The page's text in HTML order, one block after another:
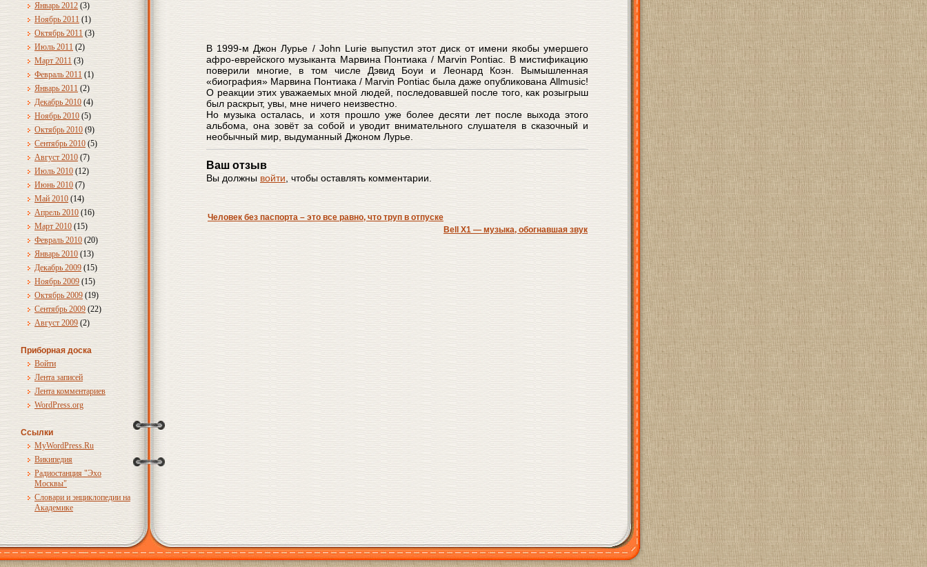
Январь 2012 (3)
Ноябрь 2011 (1)
Октябрь 2011 (3)
Июль 2011 (2)
Март 2011 (3)
Февраль 2011 (1)
Январь 2011 (2)
Декабрь 2010 (4)
Ноябрь 2010 (5)
Октябрь 2010 (9)
Сентябрь 2010 (5)
Август 2010 (7)
Июль 2010 (12)
Июнь 2010 (7)
Май 2010 (14)
Апрель 2010 (16)
Март 2010 (15)
Февраль 2010 (20)
Январь 2010 (13)
Декабрь 2009 (15)
Ноябрь 2009 (15)
Октябрь 2009 (19)
Сентябрь 2009 (22)
Август 2009 (2)
Приборная доска
Войти
Лента записей
Лента комментариев
WordPress.org
Ссылки
MyWordPress.Ru
Википедия
Радиостанция "Эхо
Москвы"
Словари и энциклопедии на
Академике
В 1999-м Джон Лурье / John Lurie выпустил этот диск от имени якобы умершего
афро-еврейского музыканта Марвина Понтиака / Marvin Pontiac. В мистификацию
поверили многие, в том числе Дэвид Боуи и Леонард Коэн. Вымышленная
«биография» Марвина Понтиака / Marvin Pontiac была даже опубликована Allmusic!
О реакции этих уважаемых мной людей, последовавшей после того, как розыгрыш
был раскрыт, увы, мне ничего неизвестно.
Но музыка осталась, и хотя прошло уже более десяти лет после выхода этого
альбома, она зовёт за собой и уводит внимательного слушателя в сказочный и
необычный мир, выдуманный Джоном Лурье.
Ваш отзыв
Вы должны войти , чтобы оставлять комментарии.
Человек без паспорта – это все равно, что труп в отпуске
Bell X1 — музыка, обогнавшая звук